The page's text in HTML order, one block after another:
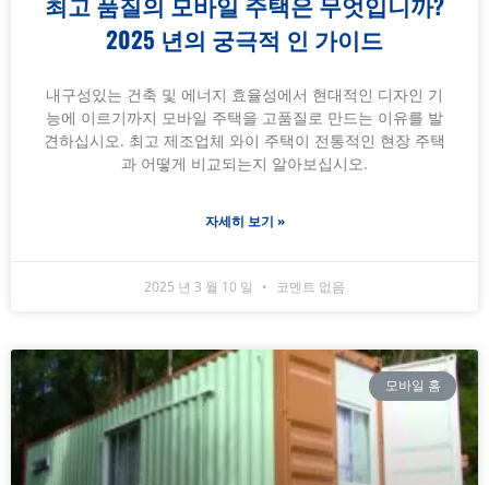
2025 년의 궁극적 인 가이드
내구성있는 건축 및 에너지 효율성에서 현대적인 디자인 기
능에 이르기까지 모바일 주택을 고품질로 만드는 이유를 발
견하십시오. 최고 제조업체 와이 주택이 전통적인 현장 주택
과 어떻게 비교되는지 알아보십시오.
자세히 보기 »
2025 년 3 월 10 일 코멘트 없음
모바일 홈